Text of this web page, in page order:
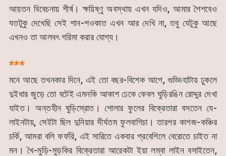
আয়তন বিবেচনায় শীর্ষ। ক্ষয়িষ্ণু অবস্থায় এখন যদিও, আমার শৈশবেও
যতটুকু দেখেছি সেই শান-শওকাত এখন আর দেখি না, তবু যেটুকু আছে
এখনও তা আলবৎ গরিমা করার যোগ্য।
***
মনে আছে তখনকার দিনে, এই তো বছর-বিশেক আগে, গুড্ডিহাটায় ঢুকলে
দুইধার জুড়ে তো বটেই এমনকি আকাশ ঢেকে কেবল ঘুড়িরঙিন রোদ্দুর দেখা
যাইত। অন্তহীন ঘুড়িস্রোত। শোলার ফুলের বিক্রেতারা বসতেন যে-
লাইনটায়, সেইটা ছিল দুনিয়ার দীর্ঘতম ফুলবাগিচা। তারপর কাগজ-কঞ্চির
চর্কি, আমরা বলি ফর্ফরি, এই সারিতে একবার প্রবেশিলে বেরোতে চাইত না
মন। খৈ-মুড়ি-মুড়কির বিক্রেতারা আরেকটা ইয়া লম্বা লাইন বসাইতেন,